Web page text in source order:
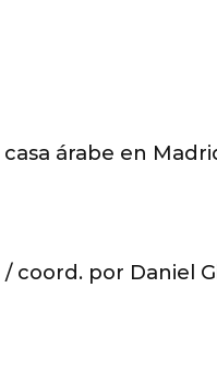
árabe en
/ coord. por Daniel